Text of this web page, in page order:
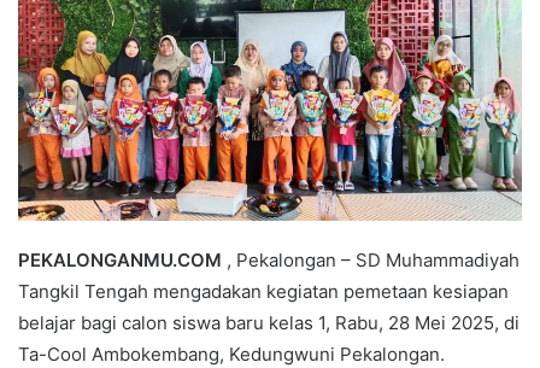
i
l
PEKALONGANMU.COM , Pekalongan – SD Muhammadiyah
Tangkil Tengah mengadakan kegiatan pemetaan kesiapan
belajar bagi calon siswa baru kelas 1, Rabu, 28 Mei 2025, di
Ta-Cool Ambokembang, Kedungwuni Pekalongan.